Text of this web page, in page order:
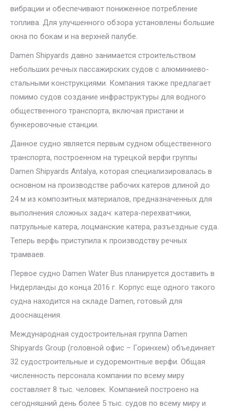
вибрации и обеспечивают пониженное потребление
топлива. Для улучшенного обзора установлены большие
окна по бокам и на верхней палубе.
Damen Shipyards давно занимается строительством
небольших речных пассажирских судов с алюминиево-
стальными конструкциями. Компания также предлагает
помимо судов создание инфраструктуры для водного
общественного транспорта, включая пристани и
бункеровочные станции.
Данное судно является первым судном общественного
транспорта, построенном на турецкой верфи группы
Damen Shipyards Antalya, которая специализировалась в
основном на производстве рабочих катеров длиной до
24 м из композитных материалов, предназначенных для
выполнения сложных задач: катера-перехватчики,
патрульные катера, лоцманские катера, разъездные суда.
Теперь верфь приступила к производству речных
трамваев.
Первое судно Damen Water Bus планируется доставить в
Нидерланды до конца 2016 г. Корпус еще одного такого
судна находится на складе Damen, готовый для
дооснащения.
Международная судостроительная группа Damen
Shipyards Group (головной офис – Горинхем) объединяет
32 судостроительные и судоремонтные верфи. Общая
численность персонала компании по всему миру
составляет 8 тыс. человек. Компанией построено на
сегодняшний день более 5 тыс. судов по всему миру и